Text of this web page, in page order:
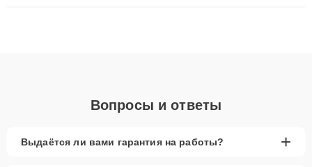
Вопросы и ответы
Выдаётся ли вами гарантия на работы? +